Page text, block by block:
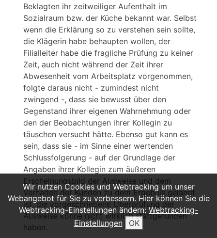
Beklagten ihr zeitweiliger Aufenthalt im
Sozialraum bzw. der Küche bekannt war. Selbst
wenn die Erklärung so zu verstehen sein sollte,
die Klägerin habe behaupten wollen, der
Filialleiter habe die fragliche Prüfung zu keiner
Zeit, auch nicht während der Zeit ihrer
Abwesenheit vom Arbeitsplatz vorgenommen,
folgte daraus nicht - zumindest nicht
zwingend -, dass sie bewusst über den
Gegenstand ihrer eigenen Wahrnehmung oder
den der Beobachtungen ihrer Kollegin zu
täuschen versucht hätte. Ebenso gut kann es
sein, dass sie - im Sinne einer wertenden
Schlussfolgerung - auf der Grundlage der
Angaben ihrer Kollegin zum äußeren
Erscheinungsbild der Ausweise und dem
Verhalten der Kunden zu dem Ergebnis gelangt
ist, die vorgeschriebene Überprüfung der
Ausweise könne nicht wirklich stattgefunden
haben.
Wir nutzen Cookies und Webtracking um unser
Webangebot für Sie zu verbessern. Hier können Sie die
Webtracking-Einstellungen ändern: Webtracking-
Einstellungen
OK